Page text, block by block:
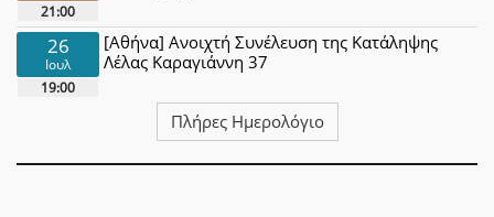
21:00
26
Ιουλ
19:00
[Αθήνα] Ανοιχτή Συνέλευση της Κατάληψης
Λέλας Καραγιάννη 37
Πλήρες Ημερολόγιο